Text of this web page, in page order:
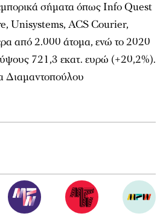
εμπορικά σήματα όπως Info Quest
Unisystems, ACS Courier,
από 2.000 άτομα, ενώ το 2020
ύψους 721,3 εκατ. ευρώ (+20,2%).
Διαμαντοπούλου